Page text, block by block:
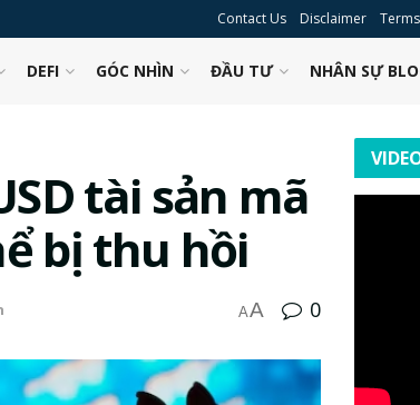
Contact Us Disclaimer
DEFI GÓC NHÌN ĐẦU TƯ NHÂN SỰ
tài sản mã
bị thu hồi
AA 0